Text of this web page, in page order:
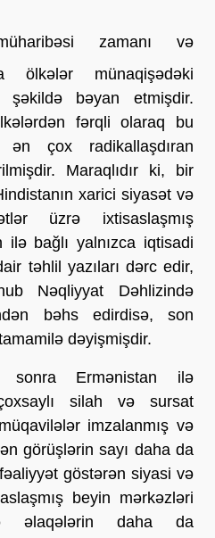
zamanı və
ölkələr münaqişədəki
şəkildə bəyan etmişdir.
fərqli olaraq bu
ən çox radikallaşdıran
Maraqlıdır ki, bir
xarici siyasət və
üzrə ixtisaslaşmış
ilə bağlı yalnızca iqtisadi
təhlil yazıları dərc edir,
Nəqliyyat Dəhlizində
bəhs edirdisə, son
dəyişmişdir.
sonra Ermənistan ilə
silah və sursat
imzalanmış və
görüşlərin sayı daha da
göstərən siyasi və
beyin mərkəzləri
əlaqələrin daha da